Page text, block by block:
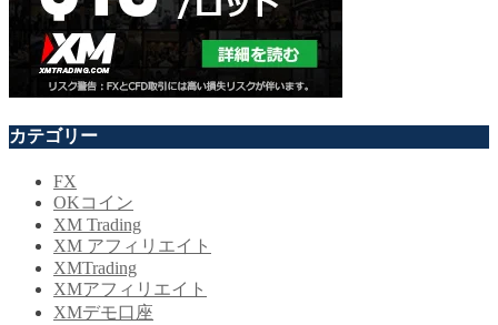
カテゴリー
FX
OKコイン
XM Trading
XM アフィリエイト
XMTrading
XMアフィリエイト
XMデモ口座